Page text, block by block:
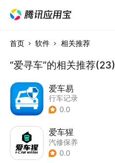
首页 软件 相关推荐
“爱寻车”的相关推荐(23)
爱车易
行车记录
0.0
爱车猩
汽修保养
0.0